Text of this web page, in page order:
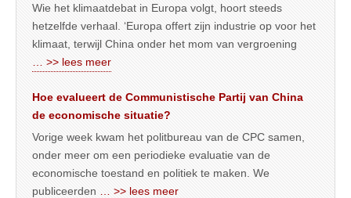
Wie het klimaatdebat in Europa volgt, hoort steeds
hetzelfde verhaal. ‘Europa offert zijn industrie op voor het
klimaat, terwijl China onder het mom van vergroening
… >> lees meer
Hoe evalueert de Communistische Partij van China
de economische situatie?
Vorige week kwam het politbureau van de CPC samen,
onder meer om een periodieke evaluatie van de
economische toestand en politiek te maken. We
publiceerden
… >> lees meer